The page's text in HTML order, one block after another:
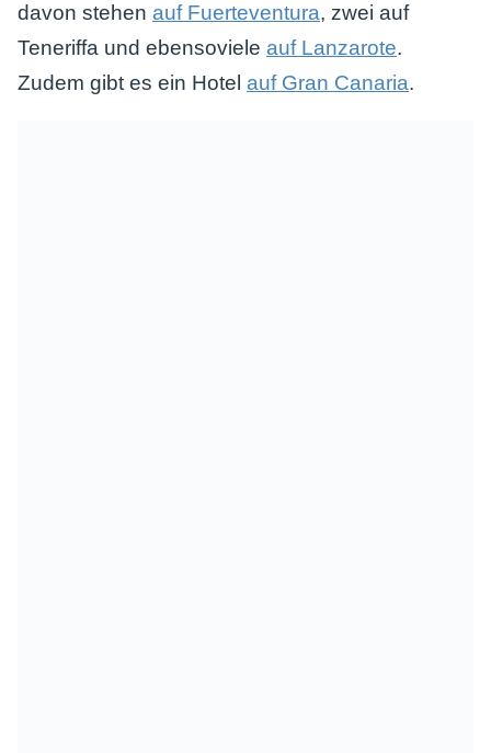
davon stehen auf Fuerteventura, zwei auf
Teneriffa und ebensoviele auf Lanzarote.
Zudem gibt es ein Hotel auf Gran Canaria.